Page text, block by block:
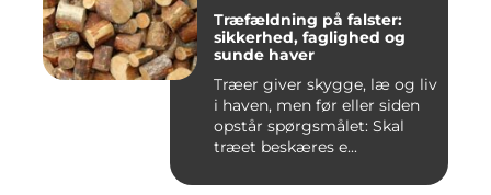
Træfældning på falster:
sikkerhed, faglighed og
sunde haver
Træer giver skygge, læ og liv
i haven, men før eller siden
opstår spørgsmålet: Skal
træet beskæres e...